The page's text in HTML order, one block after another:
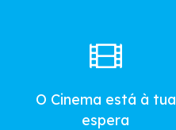
O Cinema está à tua
espera